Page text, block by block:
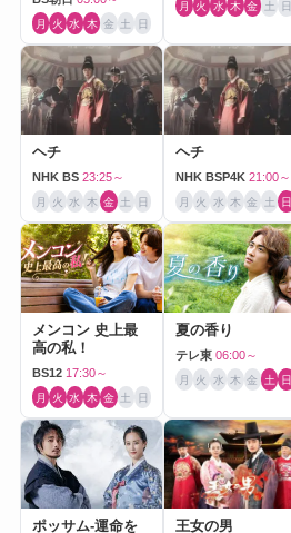
月 火 水 木 金 土 日
月 火 水 木 金 土 日
ヘチ
NHK BS 23:25～
月 火 水 木 金 土 日
ヘチ
NHK BSP4K 21:00～
月 火 水 木 金 土 日
メンコン 史上最
高の私！
BS12 17:30～
月 火 水 木 金 土 日
夏の香り
テレ東 06:00～
月 火 水 木 金 土 日
ポッサム-運命を 王女の男